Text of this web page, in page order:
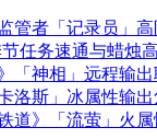
管者「记录员」
节任务速通与蜡烛
「神相」远程输
洛斯」冰属性输
道》「流萤」火